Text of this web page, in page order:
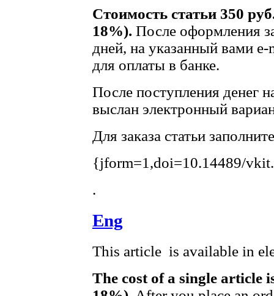
Стоимость статьи 350
18%). После оформления
дней, на указанный вами
для оплаты в банке.
После поступления денег
выслан электронный
Для заказа статьи
{jform=1,doi=10.14489/
.
Eng
This article is available in
The cost of a single article